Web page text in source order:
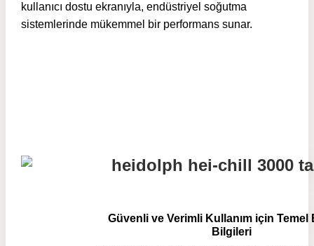
kullanıcı dostu ekranıyla, endüstriyel soğutma
sistemlerinde mükemmel bir performans sunar.
Güvenli ve Verimli Kullanım için Temel
Bilgileri